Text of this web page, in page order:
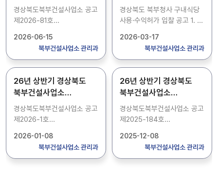
기간제근로자(청소) 채용
공고
경상북도북부건설사업소 공고
제2026-81호
청사청소 기간제근로자 신규
채용 계획을 다음과 같이
2026. 12. 29.(6개월) 3.
접수기간 : 2026. 6. 16.(화)
~ 2026. 6. 23.(화) / 09:00
~ 18:00 4. 접수방법 :
안동시 풍산면 풍산태사로
1165(경상북도
북부건설사업소 관리과 2층)
2026-06-15
북부건설사업소 관리과
입찰 공고
경상북도 북부청사 구내식당
사용·수익허가 입찰 공고 1. 건
구내식당 사용·수익허가 입찰
표시 -위 치 : 경북 안동시
풍산읍 풍산태사로1165 -면
적 : 65.80평방미터(지하1층
구내식당) 4.입찰.개찰 일시
2026.3.24(화) 13:30까지,
경상북도 북부청사 2층
관리과 *현장방문 입찰등록에
2026-03-17
북부건설사업소 관리과
26년 상반기 경상북도
북부건설사업소
기간제근로자(청소) 채용
공고
경상북도북부건설사업소 공고
제2026-1호
청사청소 기간제근로자 신규
채용 계획을 다음과 같이
2026-01-08
북부건설사업소 관리과
26년 상반기 경상북도
북부건설사업소
기간제근로자(청소) 채용
공고
경상북도북부건설사업소 공고
제2025-184호
청사청소 기간제근로자 신규
채용 계획을 다음과 같이
2025-12-08
북부건설사업소 관리과